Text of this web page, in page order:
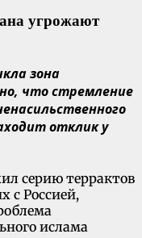
зона
что стремление
отклик у
серию террактов
с Россией,
ислама